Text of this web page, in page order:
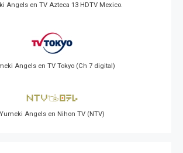
Angels en TV Azteca 13 HDTV Mexico.
Angels en TV Tokyo (Ch 7 digital)
Yumeki Angels en Nihon TV (NTV)